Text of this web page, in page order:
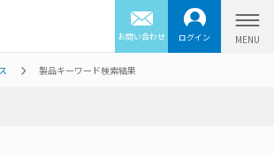
お問い合わせ ログイン
製品キーワード検索結果